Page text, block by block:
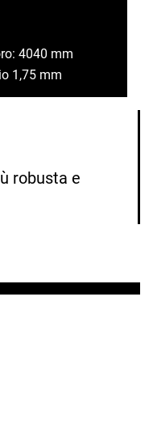
4040 mm
1,75 mm
robusta e